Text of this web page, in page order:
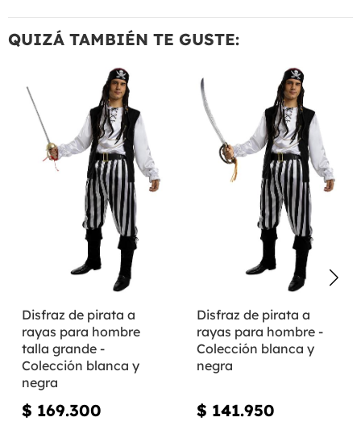
QUIZÁ TAMBIÉN TE GUSTE:
Disfraz de pirata a
rayas para hombre
talla grande -
Colección blanca y
negra
$ 169.300
Disfraz de pirata a
rayas para hombre -
Colección blanca y
negra
$ 141.950